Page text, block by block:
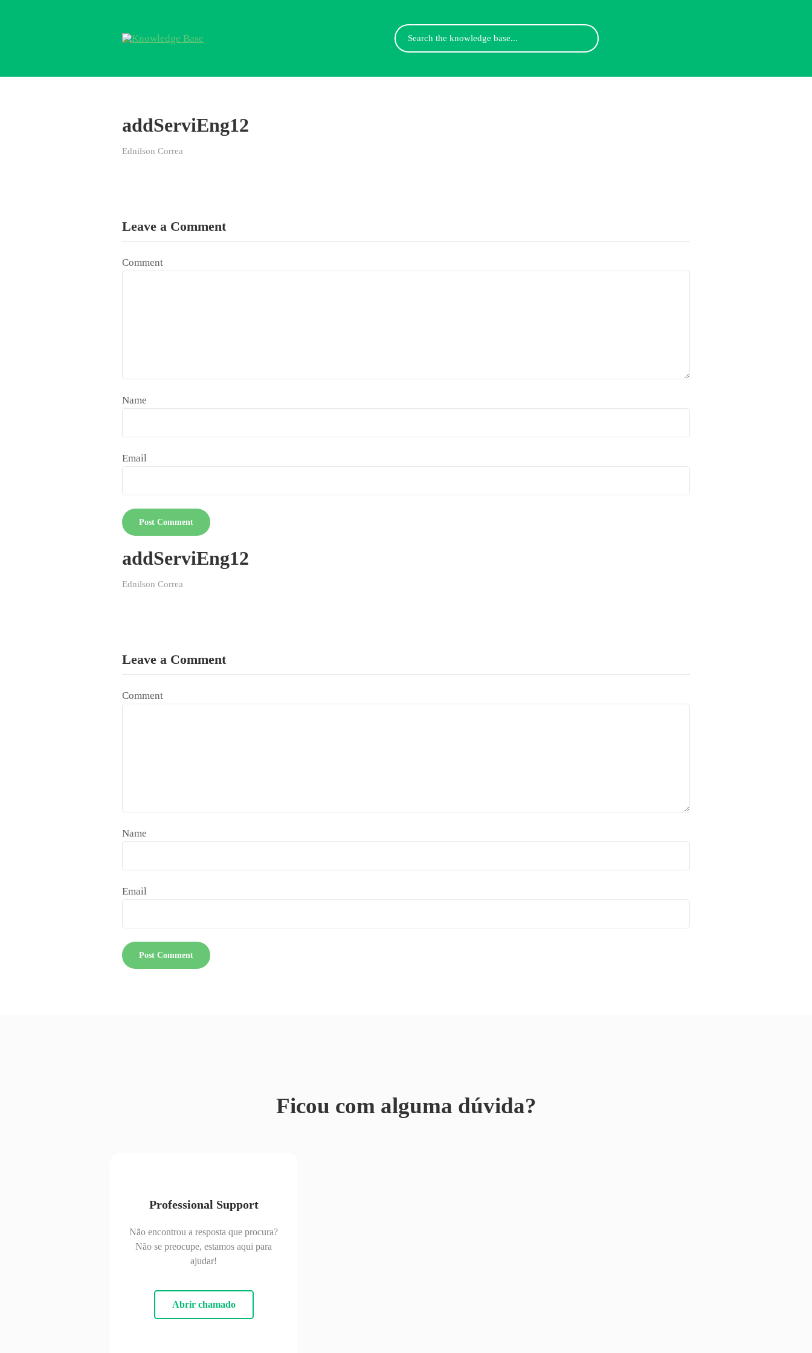
Search
For
addServiEng12
Ednilson Correa
Leave a Comment
Comment
Name
Email
addServiEng12
Ednilson Correa
Leave a Comment
Comment
Name
Email
Ficou com alguma dúvida?
Professional Support
Não encontrou a resposta que procura?
Não se preocupe, estamos aqui para
ajudar!
Abrir chamado